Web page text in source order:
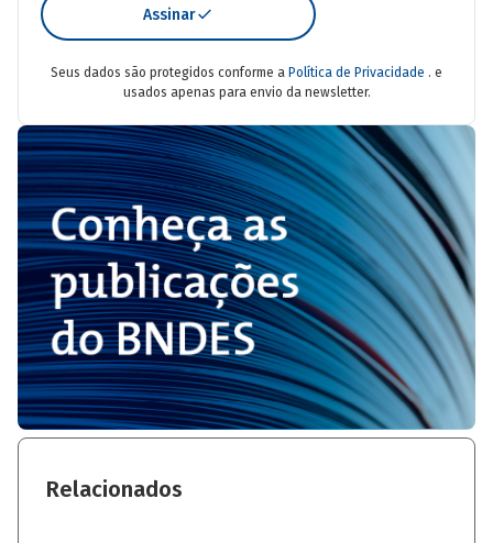
Assinar
Seus dados são protegidos conforme a Política de Privacidade . e
usados apenas para envio da newsletter.
Relacionados